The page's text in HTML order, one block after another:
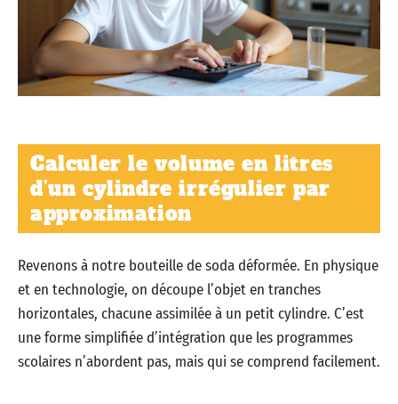
Calculer le volume en litres
d’un cylindre irrégulier par
approximation
Revenons à notre bouteille de soda déformée. En physique
et en technologie, on découpe l’objet en tranches
horizontales, chacune assimilée à un petit cylindre. C’est
une forme simplifiée d’intégration que les programmes
scolaires n’abordent pas, mais qui se comprend facilement.